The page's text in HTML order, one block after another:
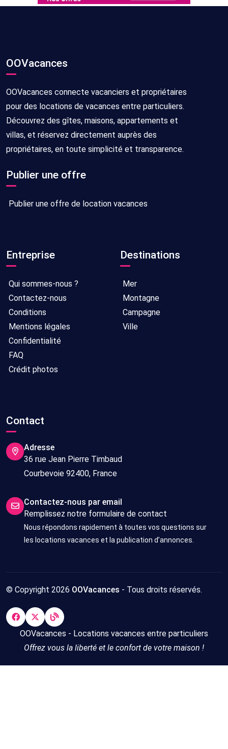
OOVacances
OOVacances connecte vacanciers et propriétaires
pour des locations de vacances entre particuliers.
Découvrez des gîtes, maisons, appartements et
villas, et réservez directement auprès des
propriétaires, en toute simplicité et transparence.
Publier une offre
Publier une offre de location vacances
Entreprise
Qui sommes-nous ?
Contactez-nous
Conditions
Mentions légales
Confidentialité
FAQ
Crédit photos
Destinations
Mer
Montagne
Campagne
Ville
Contact
Adresse
36 rue Jean Pierre Timbaud
Courbevoie 92400, France
Contactez-nous par email
Remplissez notre formulaire de contact
Nous répondons rapidement à toutes vos questions sur
les locations vacances et la publication d’annonces.
© Copyright 2026 OOVacances - Tous droits réservés.
OOVacances - Locations vacances entre particuliers
Offrez vous la liberté et le confort de votre maison !